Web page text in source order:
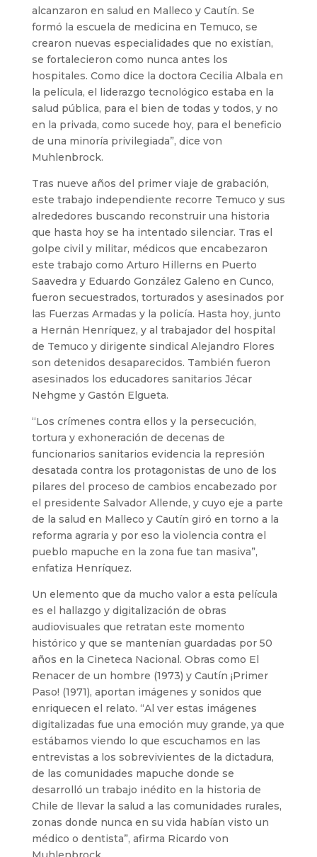
alcanzaron en salud en Malleco y Cautín. Se
formó la escuela de medicina en Temuco, se
crearon nuevas especialidades que no existían,
se fortalecieron como nunca antes los
hospitales. Como dice la doctora Cecilia Albala en
la película, el liderazgo tecnológico estaba en la
salud pública, para el bien de todas y todos, y no
en la privada, como sucede hoy, para el beneficio
de una minoría privilegiada”, dice von
Muhlenbrock.
Tras nueve años del primer viaje de grabación,
este trabajo independiente recorre Temuco y sus
alrededores buscando reconstruir una historia
que hasta hoy se ha intentado silenciar. Tras el
golpe civil y militar, médicos que encabezaron
este trabajo como Arturo Hillerns en Puerto
Saavedra y Eduardo González Galeno en Cunco,
fueron secuestrados, torturados y asesinados por
las Fuerzas Armadas y la policía. Hasta hoy, junto
a Hernán Henríquez, y al trabajador del hospital
de Temuco y dirigente sindical Alejandro Flores
son detenidos desaparecidos. También fueron
asesinados los educadores sanitarios Jécar
Nehgme y Gastón Elgueta.
“Los crímenes contra ellos y la persecución,
tortura y exhoneración de decenas de
funcionarios sanitarios evidencia la represión
desatada contra los protagonistas de uno de los
pilares del proceso de cambios encabezado por
el presidente Salvador Allende, y cuyo eje a parte
de la salud en Malleco y Cautín giró en torno a la
reforma agraria y por eso la violencia contra el
pueblo mapuche en la zona fue tan masiva”,
enfatiza Henríquez.
Un elemento que da mucho valor a esta película
es el hallazgo y digitalización de obras
audiovisuales que retratan este momento
histórico y que se mantenían guardadas por 50
años en la Cineteca Nacional. Obras como El
Renacer de un hombre (1973) y Cautín ¡Primer
Paso! (1971), aportan imágenes y sonidos que
enriquecen el relato. “Al ver estas imágenes
digitalizadas fue una emoción muy grande, ya que
estábamos viendo lo que escuchamos en las
entrevistas a los sobrevivientes de la dictadura,
de las comunidades mapuche donde se
desarrolló un trabajo inédito en la historia de
Chile de llevar la salud a las comunidades rurales,
zonas donde nunca en su vida habían visto un
médico o dentista”, afirma Ricardo von